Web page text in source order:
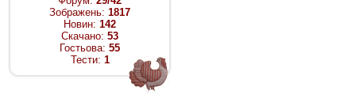
Зображень: 1817
Новин: 142
Скачано: 53
Гостьова: 55
Тести: 1